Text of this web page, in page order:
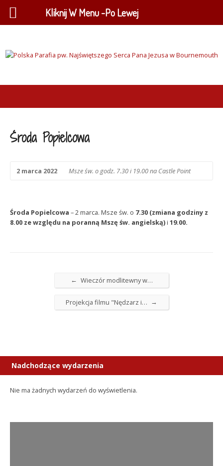
Środa Popielcowa
2 marca 2022 Msze św. o godz. 7.30 i 19.00 na Castle Point
Środa Popielcowa – 2 marca. Msze św. o 7.30 (zmiana godziny z
8.00 ze względu na poranną Mszę św. angielską)i 19.00.
← Wieczór modlitewny w…
Projekcja filmu "Nędzarz i… →
Nadchodzące wydarzenia
Nie ma żadnych wydarzeń do wyświetlenia.
Kliknij W Menu -Po Lewej